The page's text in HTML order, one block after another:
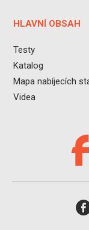
HLAVNÍ OBSAH
Testy
Katalog
Mapa nabíjecích
Videa